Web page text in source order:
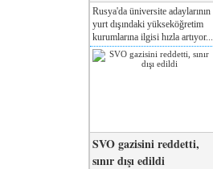
Rusya'da üniversite adaylarının
yurt dışındaki yükseköğretim
kurumlarına ilgisi hızla artıyor...
SVO gazisini reddetti,
sınır dışı edildi